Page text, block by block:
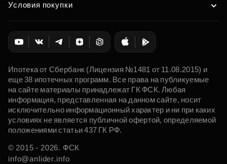
Условия покупки
Ипотека от Сбербанк (Лицензия №1481 от 11.08.2015) и
еще 38 ипотечных программ. Все права на публикуемые
на сайте материалы принадлежат ГК ФСК. Любая
информация, представленная на данном сайте, носит
исключительно информационный характер и ни при каких
условиях не является публичной офертой, определяемой
положениями статьи 437 ГК РФ.
© 2015 - 2026. ФСК
info@anlider.info